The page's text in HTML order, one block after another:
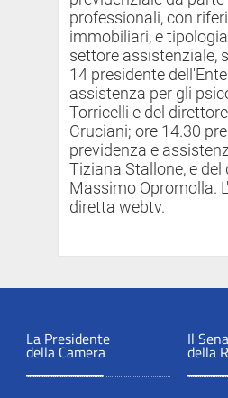
professionali, con
immobiliari, e
settore assistenziale,
14 presidente
assistenza per gli
Torricelli e del
Cruciani; ore 14.30
previdenza e
Tiziana Stallone, e del
Massimo Opromolla.
diretta webtv.
La Presidente
della Camera
Il
della